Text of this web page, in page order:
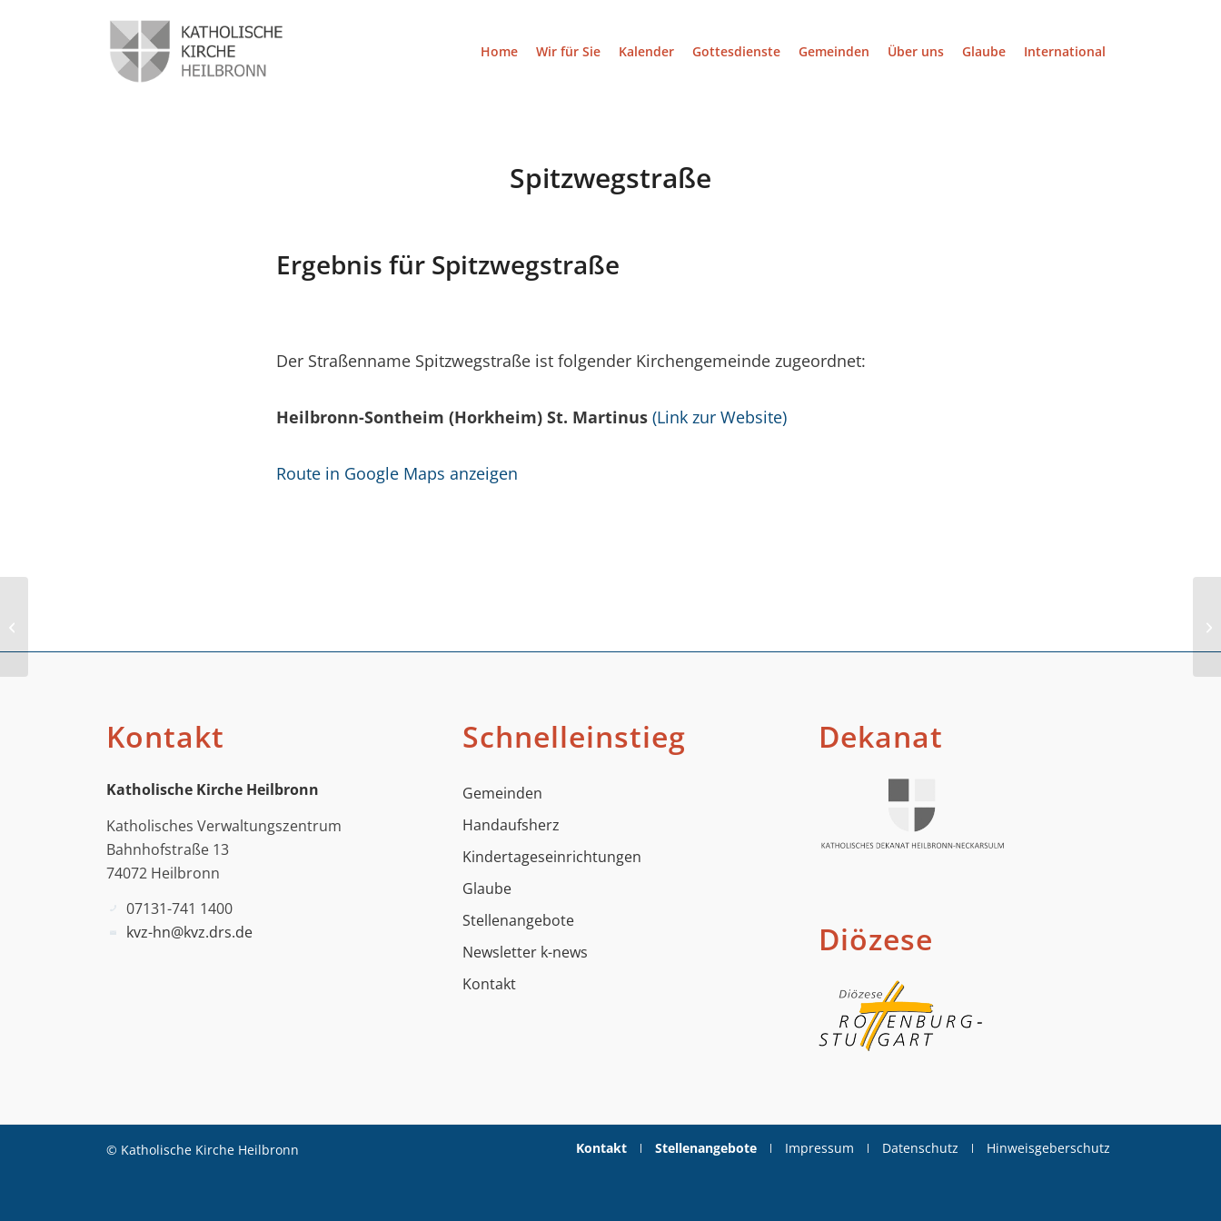
Home Wir für Sie Kalender Gottesdienste Gemeinden Über uns Glaube International
Spitzwegstraße
Ergebnis für Spitzwegstraße
Der Straßenname Spitzwegstraße ist folgender Kirchengemeinde zugeordnet:
Heilbronn-Sontheim (Horkheim) St. Martinus (Link zur Website)
Route in Google Maps anzeigen
Kontakt
Katholische Kirche Heilbronn
Katholisches Verwaltungszentrum
Bahnhofstraße 13
74072 Heilbronn
07131-741 1400
kvz-hn@kvz.drs.de
Schnelleinstieg
Gemeinden
Handaufsherz
Kindertageseinrichtungen
Glaube
Stellenangebote
Newsletter k-news
Kontakt
Dekanat
Diözese
© Katholische Kirche Heilbronn Kontakt Stellenangebote Impressum Datenschutz Hinweisgeberschutz